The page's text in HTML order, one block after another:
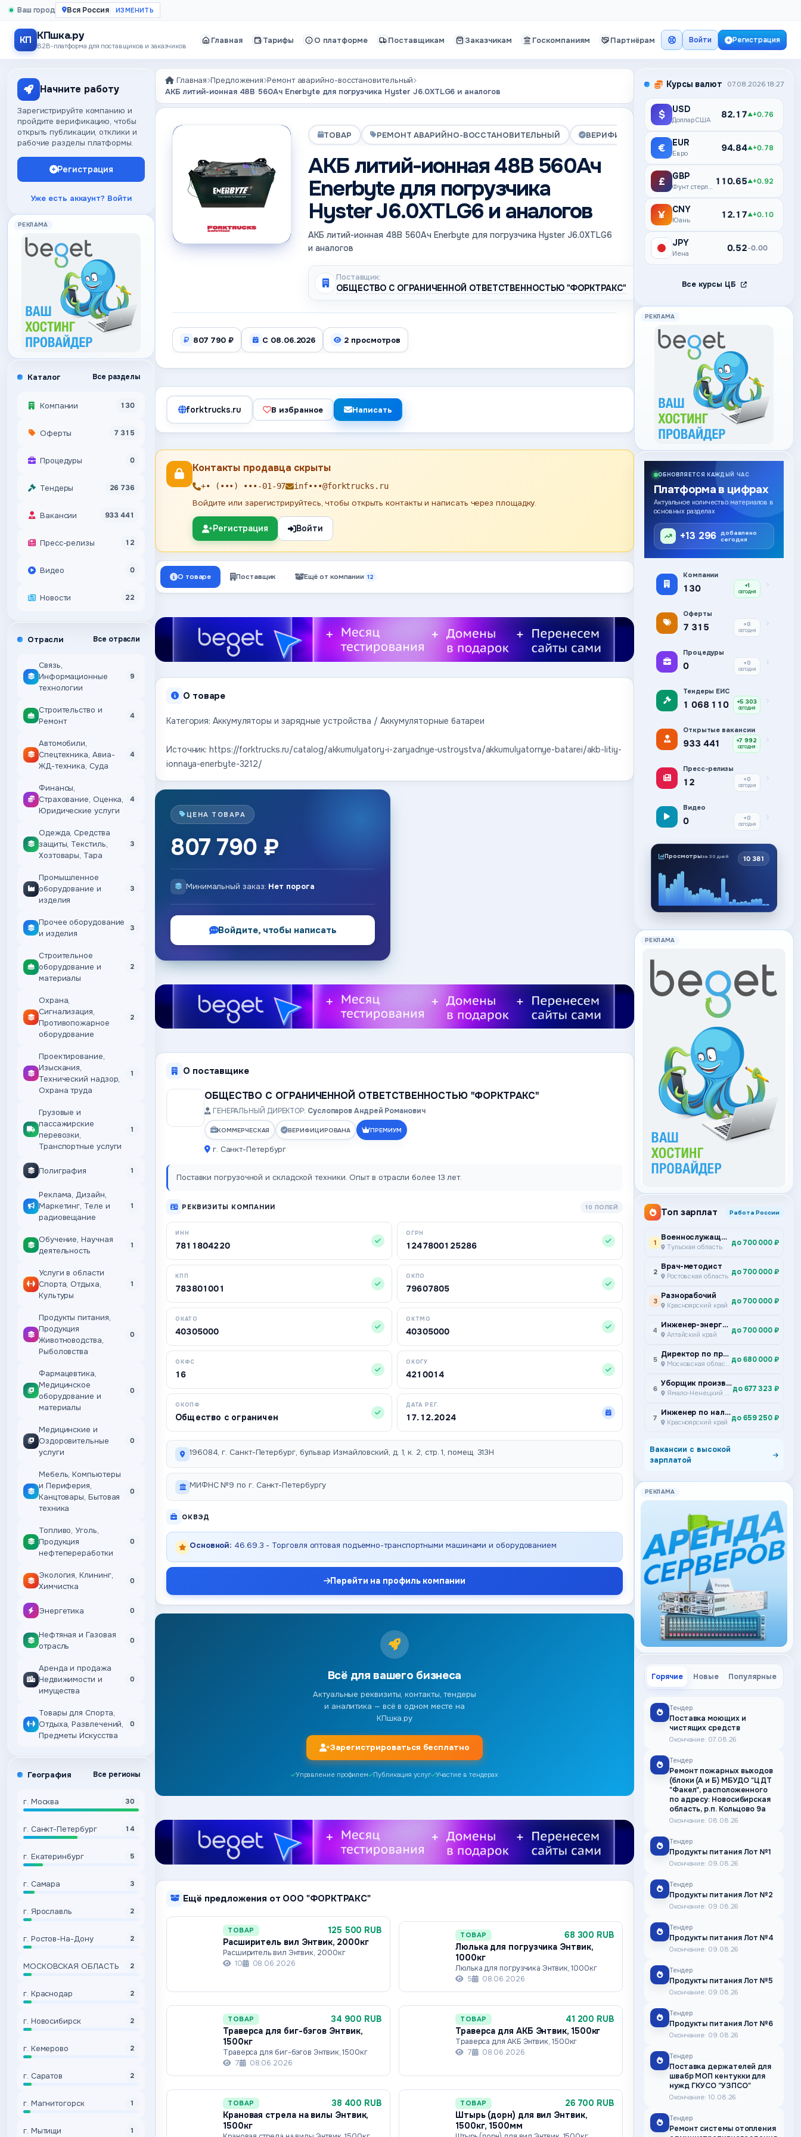
Ваш город Вся Россия
КП КПшка.ру
B2B-платформа для поставщиков и заказчиков
Главная Тарифы О платформе Поставщикам Заказчикам Госкомпаниям Партнёрам Войти Регистрация
Начните работу
Зарегистрируйте компанию и
пройдите верификацию, чтобы
открыть публикации, отклики и
рабочие разделы платформы.
Регистрация
Уже есть аккаунт? Войти
РЕКЛАМА
Каталог Все разделы
Компании 130
Оферты 7 315
Процедуры 0
Тендеры 26 736
Вакансии 933 441
Пресс-релизы 12
Видео 0
Новости 22
Отрасли Все отрасли
Связь,
Информационные
технологии
9
Строительство и
Ремонт
4
Автомобили,
Спецтехника, Авиа-
ЖД-техника, Суда
4
Финансы,
Страхование, Оценка,
Юридические услуги
4
Одежда, Средства
защиты, Текстиль,
Хозтовары, Тара
3
Промышленное
оборудование и
изделия
3
Прочее оборудование
и изделия
3
Строительное
оборудование и
материалы
2
Охрана,
Сигнализация,
Противопожарное
оборудование
2
Проектирование,
Изыскания,
Технический надзор,
Охрана труда
1
Грузовые и
пассажирские
перевозки,
Транспортные услуги
1
Полиграфия 1
Реклама, Дизайн,
Маркетинг, Теле и
радиовещание
1
Обучение, Научная
деятельность
1
Услуги в области
Спорта, Отдыха,
Культуры
1
Продукты питания,
Продукция
Животноводства,
Рыболовства
0
Фармацевтика,
Медицинское
оборудование и
материалы
0
Медицинские и
Оздоровительные
услуги
0
Мебель, Компьютеры
и Периферия,
Канцтовары, Бытовая
техника
0
Топливо, Уголь,
Продукция
нефтепереработки
0
Экология, Клининг,
Химчистка
0
Энергетика 0
Нефтяная и Газовая
отрасль
0
Аренда и продажа
Недвижимости и
имущества
0
Товары для Спорта,
Отдыха, Развлечений,
Предметы Искусства
0
География Все регионы
г. Москва 30
г. Санкт-Петербург 14
г. Екатеринбург 5
г. Самара 3
г. Ярославль 2
г. Ростов-На-Дону 2
МОСКОВСКАЯ ОБЛАСТЬ 2
г. Краснодар 2
г. Новосибирск 2
г. Кемерово 2
г. Саратов 2
г. Магнитогорск 1
г. Мытищи 1
Главная Предложения Ремонт аварийно-восстановительный
АКБ литий-ионная 48В 560Ач Enerbyte для погрузчика Hyster J6.0XTLG6 и аналогов
ТОВАР РЕМОНТ АВАРИЙНО-ВОССТАНОВИТЕЛЬНЫЙ ВЕРИФИЦИРОВАНА
АКБ литий-ионная 48В 560Ач
Enerbyte для погрузчика
Hyster J6.0XTLG6 и аналогов
АКБ литий-ионная 48В 560Ач Enerbyte для погрузчика Hyster J6.0XTLG6
и аналогов
Поставщик:
ОБЩЕСТВО С ОГРАНИЧЕННОЙ ОТВЕТСТВЕННОСТЬЮ "ФОРКТРАКС"
807 790 ₽ С 08.06.2026 2 просмотров
forktrucks.ru В избранное Написать
Контакты продавца скрыты
+• (•••) •••-01-97 inf•••@forktrucks.ru
Войдите или зарегистрируйтесь, чтобы открыть контакты и написать через площадку.
Регистрация Войти
О товаре Поставщик Ещё от компании 12
О товаре
Категория: Аккумуляторы и зарядные устройства / Аккумуляторные батареи
Источник: https://forktrucks.ru/catalog/akkumulyatory-i-zaryadnye-ustroystva/akkumulyatornye-batarei/akb-litiy-
ionnaya-enerbyte-3212/
ЦЕНА ТОВАРА
807 790 ₽
Минимальный заказ: Нет порога
Войдите, чтобы написать
О поставщике
ОБЩЕСТВО С ОГРАНИЧЕННОЙ ОТВЕТСТВЕННОСТЬЮ "ФОРКТРАКС"
ГЕНЕРАЛЬНЫЙ ДИРЕКТОР: Суслопаров Андрей Романович
КОММЕРЧЕСКАЯ ВЕРИФИЦИРОВАНА ПРЕМИУМ
г. Санкт-Петербург
Поставки погрузочной и складской техники. Опыт в отрасли более 13 лет.
РЕКВИЗИТЫ КОМПАНИИ 10 ПОЛЕЙ
ИНН
7811804220
ОГРН
1247800125286
КПП
783801001
ОКПО
79607805
ОКАТО
40305000
ОКТМО
40305000
ОКФС
16
ОКОГУ
4210014
ОКОПФ
Общество с ограничен
ДАТА РЕГ.
17.12.2024
196084, г. Санкт-Петербург, бульвар Измайловский, д. 1, к. 2, стр. 1, помещ. 313Н
МИФНС №9 по г. Санкт-Петербургу
ОКВЭД
Основной: 46.69.3 - Торговля оптовая подъемно-транспортными машинами и оборудованием
Перейти на профиль компании
Всё для вашего бизнеса
Актуальные реквизиты, контакты, тендеры
и аналитика — всё в одном месте на
КПшка.ру
Зарегистрироваться бесплатно
Управление профилем Публикация услуг Участие в тендерах
Ещё предложения от ООО "ФОРКТРАКС"
ТОВАР
125 500 RUB
Расширитель вил Энтвик, 2000кг
Расширитель вил Энтвик, 2000кг
10
08.06.2026
ТОВАР
68 300 RUB
Люлька для погрузчика Энтвик,
1000кг
Люлька для погрузчика Энтвик, 1000кг
5
08.06.2026
ТОВАР
34 900 RUB
Траверса для биг-бэгов Энтвик,
1500кг
Траверса для биг-бэгов Энтвик, 1500кг
7
08.06.2026
ТОВАР
41 200 RUB
Траверса для АКБ Энтвик, 1500кг
Траверса для АКБ Энтвик, 1500кг
7
08.06.2026
ТОВАР
38 400 RUB
Крановая стрела на вилы Энтвик,
1500кг
ТОВАР
26 700 RUB
Штырь (дорн) для вил Энтвик,
1500кг, 1500мм
Курсы валют 07.08.2026 18:27
$ USD
Доллар США 82.17▲+0.76
€ EUR
Евро 94.84▲+0.78
£ GBP
Фунт стерлингов 110.65▲+0.92
¥ CNY
Юань 12.17▲+0.10
¥ JPY
Иена 0.52–0.00
Все курсы ЦБ
РЕКЛАМА
ОБНОВЛЯЕТСЯ КАЖДЫЙ ЧАС
Платформа в цифрах
Актуальное количество материалов в
основных разделах
+13 296 добавлено
сегодня
Компании
130 +1
СЕГОДНЯ
Оферты
7 315 +0
СЕГОДНЯ
Процедуры
0 +0
СЕГОДНЯ
Тендеры ЕИС
1 068 110 +5 303
СЕГОДНЯ
Открытые вакансии
933 441 +7 992
СЕГОДНЯ
Пресс-релизы
12 +0
СЕГОДНЯ
Видео
0 +0
СЕГОДНЯ
Просмотрыза 30 дней 10 381
РЕКЛАМА
Топ зарплат Работа России
1
Военнослужащий по контракту
Тульская область до 700 000 ₽
2
Врач-методист
Ростовская область до 700 000 ₽
3
Разнорабочий
Красноярский край до 700 000 ₽
4
Инженер-энергетик
Алтайский край до 700 000 ₽
5
Директор по производству
Московская область до 680 000 ₽
6
Уборщик производственных и служебных помещений
Ямало-Ненецкий автономный округ до 677 323 ₽
7
Инженер по наладке и испытаниям Подземный участок ремонта и сервисного обслуживания самоходного дизельного оборудования Специализированное предприятие горной техники
Красноярский край до 659 250 ₽
Вакансии с высокой
зарплатой
РЕКЛАМА
Горячие Новые Популярные
Тендер
Поставка моющих и
чистящих средств
Окончание: 07.08.26
Тендер
Ремонт пожарных выходов
(блоки (А и Б) МБУДО "ЦДТ
"Факел", расположенного
по адресу: Новосибирская
область, р.п. Кольцово 9а
Окончание: 08.08.26
Тендер
Продукты питания Лот №1
Окончание: 09.08.26
Тендер
Продукты питания Лот №2
Окончание: 09.08.26
Тендер
Продукты питания Лот №4
Окончание: 09.08.26
Тендер
Продукты питания Лот №5
Окончание: 09.08.26
Тендер
Продукты питания Лот №6
Окончание: 09.08.26
Тендер
Поставка держателей для
швабр МОП кентукки для
нужд ГКУСО "УЗПСО"
Окончание: 10.08.26
Тендер
Ремонт системы отопления